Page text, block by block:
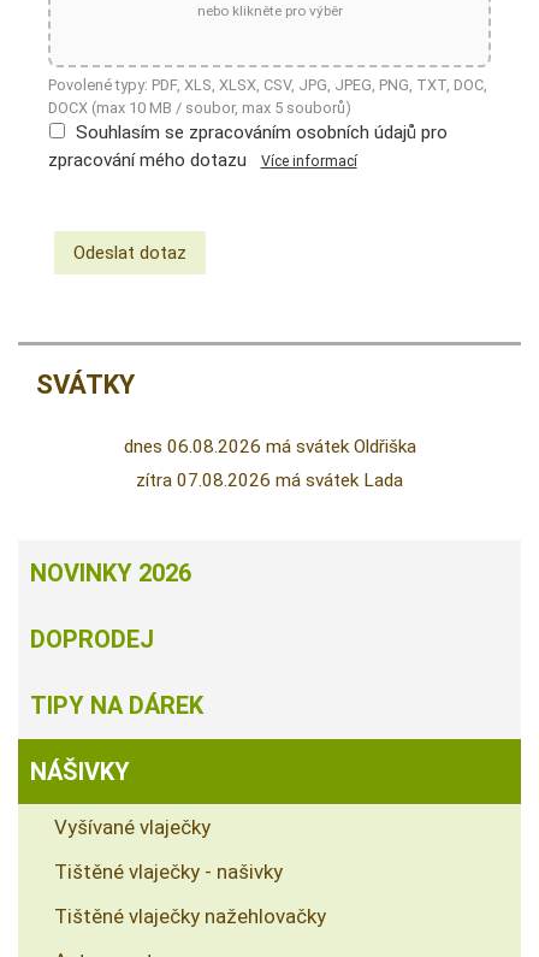
nebo klikněte pro výběr
Povolené typy: PDF, XLS, XLSX, CSV, JPG, JPEG, PNG, TXT, DOC,
DOCX (max 10 MB / soubor, max 5 souborů)
Souhlasím se zpracováním osobních údajů pro
zpracování mého dotazu
Více informací
SVÁTKY
dnes 06.08.2026 má svátek Oldřiška
zítra 07.08.2026 má svátek Lada
NOVINKY 2026
DOPRODEJ
TIPY NA DÁREK
NÁŠIVKY
Vyšívané vlaječky
Tištěné vlaječky - našivky
Tištěné vlaječky nažehlovačky